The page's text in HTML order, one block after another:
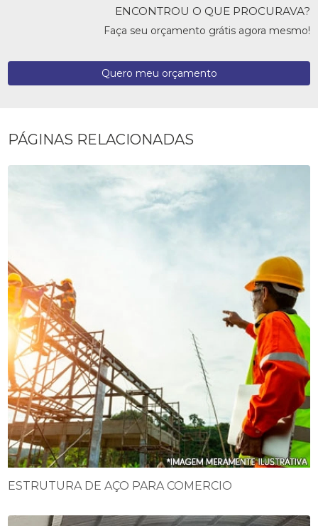
ENCONTROU O QUE PROCURAVA?
Faça seu orçamento grátis agora mesmo!
Quero meu orçamento
PÁGINAS RELACIONADAS
ESTRUTURA DE AÇO PARA COMERCIO